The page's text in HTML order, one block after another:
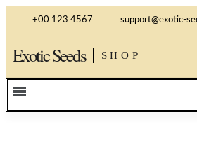
+00 123 4567 support@exotic-
Exotic Seeds SHOP